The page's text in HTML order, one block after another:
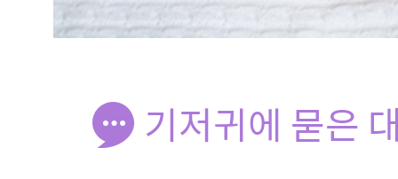
기저귀에 묻은